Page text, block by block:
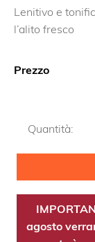
Lenitivo e
l’alito fresco
Prezzo
Quantità:
agosto